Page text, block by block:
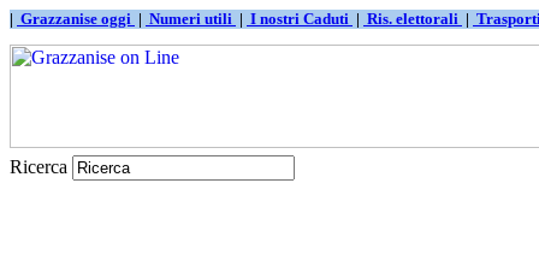
| Grazzanise oggi | Numeri utili | I nostri Caduti | Ris. elettorali |
Ricerca